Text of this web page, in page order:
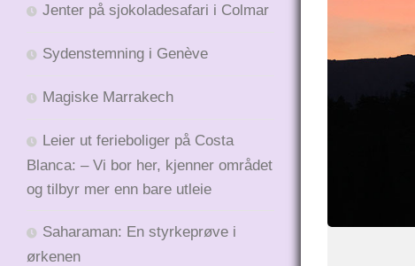
Jenter på sjokoladesafari i Colmar
Sydenstemning i Genève
Magiske Marrakech
Leier ut ferieboliger på Costa
Blanca: – Vi bor her, kjenner området
og tilbyr mer enn bare utleie
Saharaman: En styrkeprøve i
ørkenen